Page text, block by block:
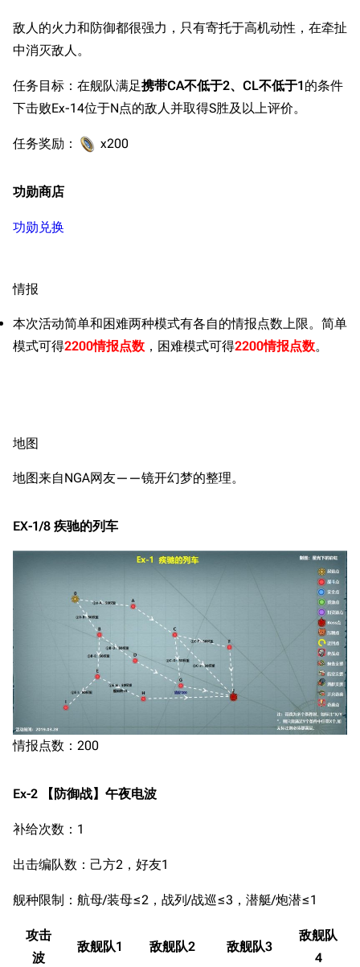
敌人的火力和防御都很强力，只有寄托于高机动性，在牵扯
中消灭敌人。
任务目标：在舰队满足携带CA不低于2、CL不低于1 的条件
下击败Ex-14位于N点的敌人并取得S胜及以上评价。
任务奖励： x200
功勋商店
功勋兑换
情报
本次活动简单和困难两种模式有各自的情报点数上限。简单
模式可得2200情报点数 ，困难模式可得2200情报点数。
地图
地图来自NGA网友——镜开幻梦的整理。
EX-1/8 疾驰的列车
情报点数：200
Ex-2 【防御战】午夜电波
补给次数：1
出击编队数：己方2，好友1
舰种限制：航母/装母≤2，战列/战巡≤3，潜艇/炮潜≤1
攻击
波
敌舰队1 敌舰队2 敌舰队3
敌舰队
4